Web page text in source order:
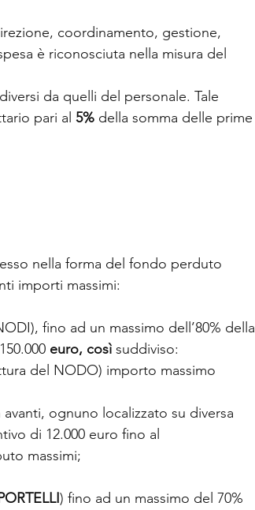
coordinamento, gestione,
è riconosciuta nella misura del
diversi da quelli del personale. Tale
pari al 5% della somma delle prime
nella forma del fondo perduto
importi massimi:
fino ad un massimo dell’80% della
euro, così suddiviso:
del NODO) importo massimo
ognuno localizzato su diversa
di 12.000 euro fino al
massimi;
) fino ad un massimo del 70%